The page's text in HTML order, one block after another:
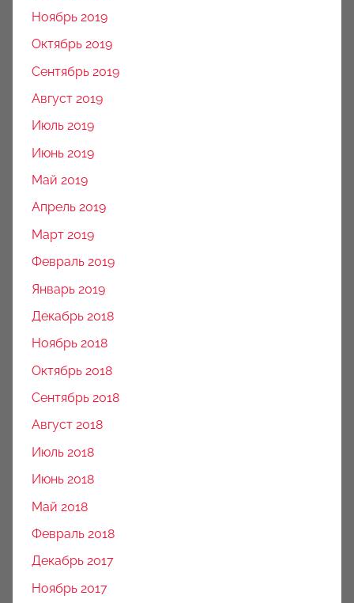
Ноябрь 2019
Октябрь 2019
Сентябрь 2019
Август 2019
Июль 2019
Июнь 2019
Май 2019
Апрель 2019
Март 2019
Февраль 2019
Январь 2019
Декабрь 2018
Ноябрь 2018
Октябрь 2018
Сентябрь 2018
Август 2018
Июль 2018
Июнь 2018
Май 2018
Февраль 2018
Декабрь 2017
Ноябрь 2017